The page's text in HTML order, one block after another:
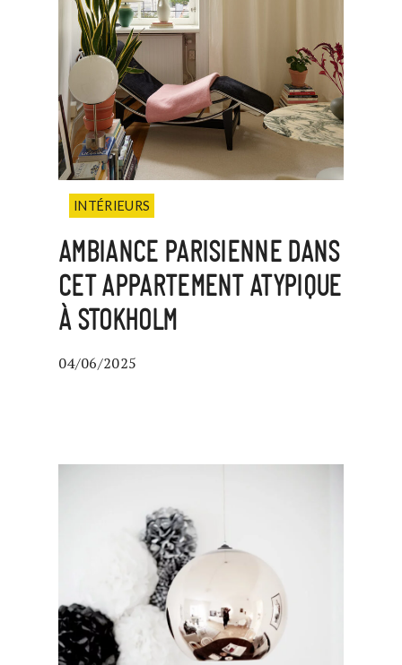
INTÉRIEURS
AMBIANCE PARISIENNE DANS
CET APPARTEMENT ATYPIQUE
À STOKHOLM
04/06/2025